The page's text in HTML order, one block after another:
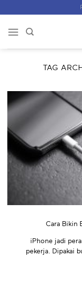
content
TAG
Cara Bikin
iPhone jadi
pekerja. Dipakai